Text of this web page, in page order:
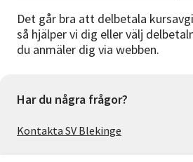
Det går bra att delbetala
så hjälper vi dig eller välj
du anmäler dig via webben.
Har du några frågor?
Kontakta SV Blekinge